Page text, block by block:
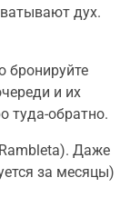
дух.
бронируйте
и их
туда-обратно.
Даже
за месяцы)